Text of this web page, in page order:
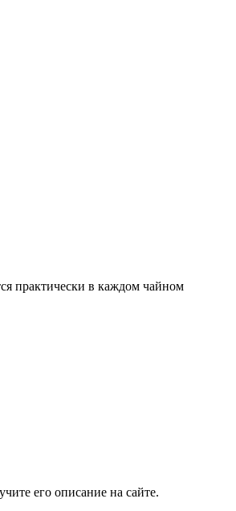
практически в каждом чайном
его описание на сайте.